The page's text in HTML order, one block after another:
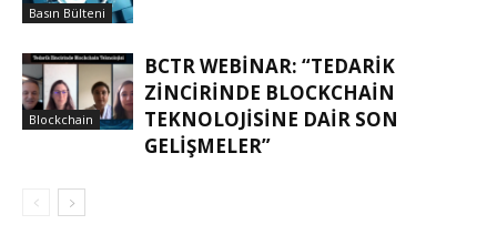
Basın Bülteni
Blockchain
BCTR WEBINAR: “TEDARIK
ZINCIRINDE BLOCKCHAIN
TEKNOLOJISINE DAIR SON
GELIŞMELER”